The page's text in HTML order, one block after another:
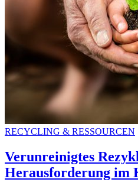
RECYCLING & RESSOURCEN
Verunreinigtes
Herausforderung im